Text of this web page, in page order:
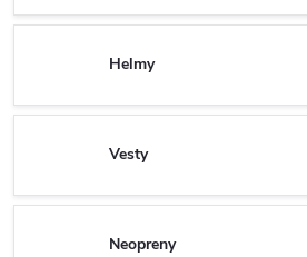
Helmy
Vesty
Neopreny